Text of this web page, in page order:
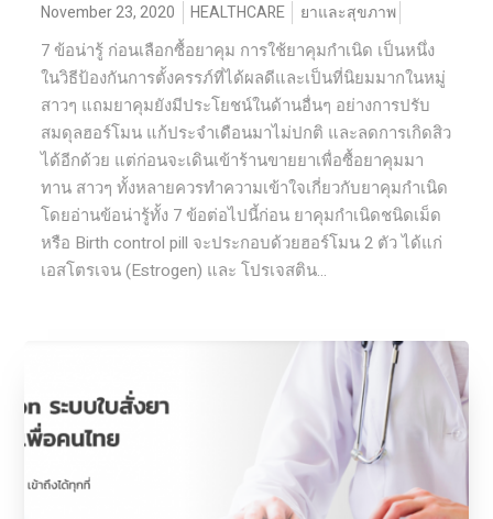
November 23, 2020 HEALTHCARE ยาและสุขภาพ
7 ข้อน่ารู้ ก่อนเลือกซื้อยาคุม การใช้ยาคุมกำเนิด เป็นหนึ่ง
ในวิธีป้องกันการตั้งครรภ์ที่ได้ผลดีและเป็นที่นิยมมากในหมู่
สาวๆ แถมยาคุมยังมีประโยชน์ในด้านอื่นๆ อย่างการปรับ
สมดุลฮอร์โมน แก้ประจำเดือนมาไม่ปกติ และลดการเกิดสิว
ได้อีกด้วย แต่ก่อนจะเดินเข้าร้านขายยาเพื่อซื้อยาคุมมา
ทาน สาวๆ ทั้งหลายควรทำความเข้าใจเกี่ยวกับยาคุมกำเนิด
โดยอ่านข้อน่ารู้ทั้ง 7 ข้อต่อไปนี้ก่อน ยาคุมกำเนิดชนิดเม็ด
หรือ Birth control pill จะประกอบด้วยฮอร์โมน 2 ตัว ได้แก่
เอสโตรเจน (Estrogen) และ โปรเจสติน...